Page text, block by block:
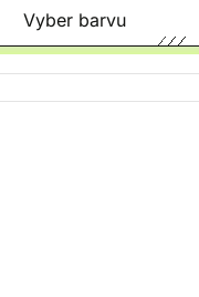
Vyber barvu